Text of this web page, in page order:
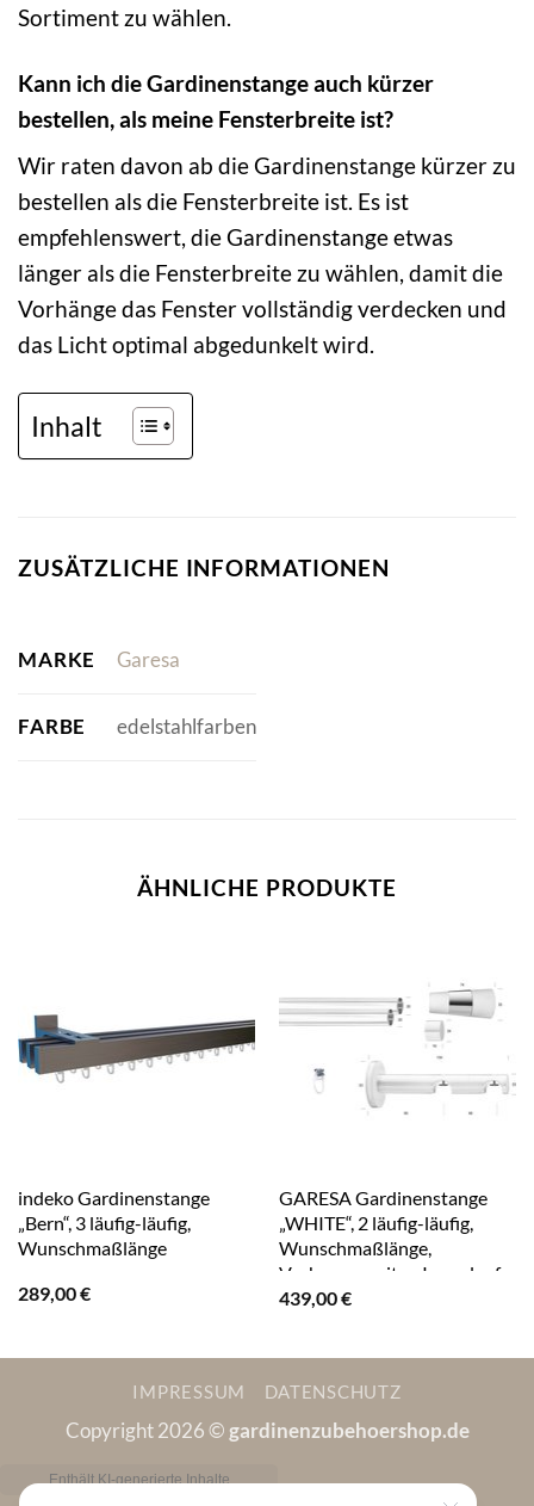
Sortiment zu wählen.
Kann ich die Gardinenstange auch kürzer
bestellen, als meine Fensterbreite ist?
Wir raten davon ab die Gardinenstange kürzer zu
bestellen als die Fensterbreite ist. Es ist
empfehlenswert, die Gardinenstange etwas
länger als die Fensterbreite zu wählen, damit die
Vorhänge das Fenster vollständig verdecken und
das Licht optimal abgedunkelt wird.
Inhalt
ZUSÄTZLICHE INFORMATIONEN
MARKE Garesa
FARBE edelstahlfarben
ÄHNLICHE PRODUKTE
indeko Gardinenstange
„Bern“, 3 läufig-läufig,
Wunschmaßlänge
289,00€
GARESA Gardinenstange
„WHITE“, 2 läufig-läufig,
Wunschmaßlänge,
Vorhanggarnitur, Innenlauf,
verlängerbar, Wandmont.,
439,00€
IMPRESSUM DATENSCHUTZ
Copyright 2026 © gardinenzubehoershop.de